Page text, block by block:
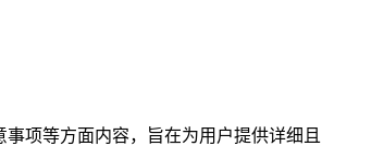
项等方面内容，旨在为用户提供详细且